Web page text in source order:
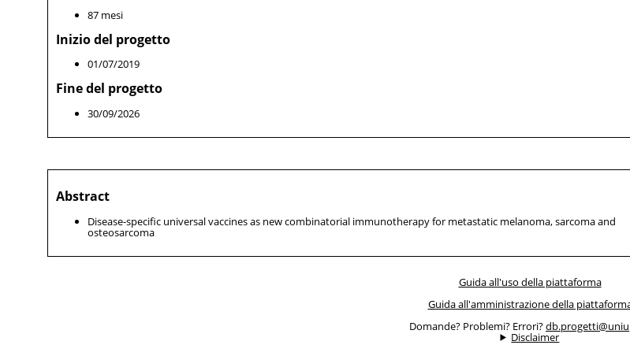
87 mesi
Inizio del progetto
01/07/2019
Fine del progetto
30/09/2026
Abstract
Disease-specific universal vaccines as new combinatorial immunotherapy for metastatic melanoma, sarcoma and
osteosarcoma
Guida all'uso della piattaforma
Guida all'amministrazione della
Domande? Problemi? Errori?
Disclaimer